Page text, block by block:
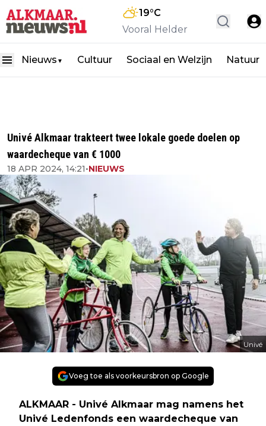
19°C
Vooral Helder
Nieuws ▼ Cultuur Sociaal en Welzijn Natuur
Univé Alkmaar trakteert twee lokale goede doelen op
waardecheque van € 1000
18 APR 2024, 14:21•NIEUWS
Univé
Voeg toe als voorkeursbron op Google
ALKMAAR - Univé Alkmaar mag namens het
Univé Ledenfonds een waardecheque van